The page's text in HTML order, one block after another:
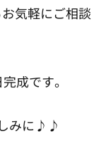
気軽にご相談
成です。
みに♪♪